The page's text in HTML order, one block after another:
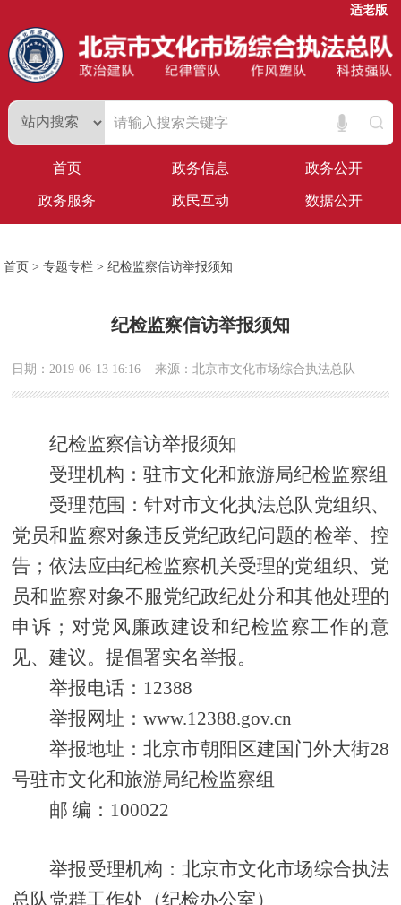
适老版
首页 政务信息 政务公开
政务服务 政民互动 数据公开
首页 >专题专栏 >纪检监察信访举报须知
纪检监察信访举报须知
日期：2019-06-13 16:16 来源：北京市文化市场综合执法总队
纪检监察信访举报须知
受理机构：驻市文化和旅游局纪检监察组
受理范围：针对市文化执法总队党组织、
党员和监察对象违反党纪政纪问题的检举、控
告；依法应由纪检监察机关受理的党组织、党
员和监察对象不服党纪政纪处分和其他处理的
申诉；对党风廉政建设和纪检监察工作的意
见、建议。提倡署实名举报。
举报电话：12388
举报网址：www.12388.gov.cn
举报地址：北京市朝阳区建国门外大街28
号驻市文化和旅游局纪检监察组
邮 编：100022
举报受理机构：北京市文化市场综合执法
总队党群工作处（纪检办公室）